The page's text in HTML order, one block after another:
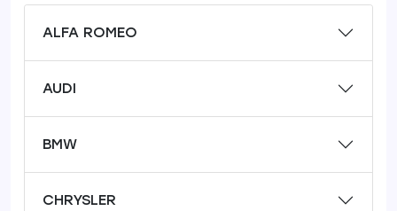
ALFA ROMEO
AUDI
BMW
CHRYSLER